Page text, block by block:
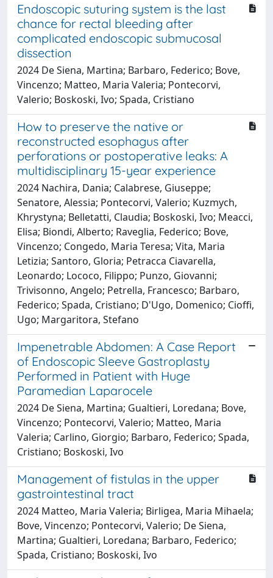
Endoscopic suturing system is the last
chance for rectal bleeding after
complicated endoscopic submucosal
dissection
2024 De Siena, Martina; Barbaro, Federico; Bove,
Vincenzo; Matteo, Maria Valeria; Pontecorvi,
Valerio; Boskoski, Ivo; Spada, Cristiano
How to preserve the native or
reconstructed esophagus after
perforations or postoperative leaks: A
multidisciplinary 15-year experience
2024 Nachira, Dania; Calabrese, Giuseppe;
Senatore, Alessia; Pontecorvi, Valerio; Kuzmych,
Khrystyna; Belletatti, Claudia; Boskoski, Ivo; Meacci,
Elisa; Biondi, Alberto; Raveglia, Federico; Bove,
Vincenzo; Congedo, Maria Teresa; Vita, Maria
Letizia; Santoro, Gloria; Petracca Ciavarella,
Leonardo; Lococo, Filippo; Punzo, Giovanni;
Trivisonno, Angelo; Petrella, Francesco; Barbaro,
Federico; Spada, Cristiano; D'Ugo, Domenico; Cioffi,
Ugo; Margaritora, Stefano
Impenetrable Abdomen: A Case Report
of Endoscopic Sleeve Gastroplasty
Performed in Patient with Huge
Paramedian Laparocele
2024 De Siena, Martina; Gualtieri, Loredana; Bove,
Vincenzo; Pontecorvi, Valerio; Matteo, Maria
Valeria; Carlino, Giorgio; Barbaro, Federico; Spada,
Cristiano; Boskoski, Ivo
Management of fistulas in the upper
gastrointestinal tract
2024 Matteo, Maria Valeria; Birligea, Maria Mihaela;
Bove, Vincenzo; Pontecorvi, Valerio; De Siena,
Martina; Gualtieri, Loredana; Barbaro, Federico;
Spada, Cristiano; Boskoski, Ivo